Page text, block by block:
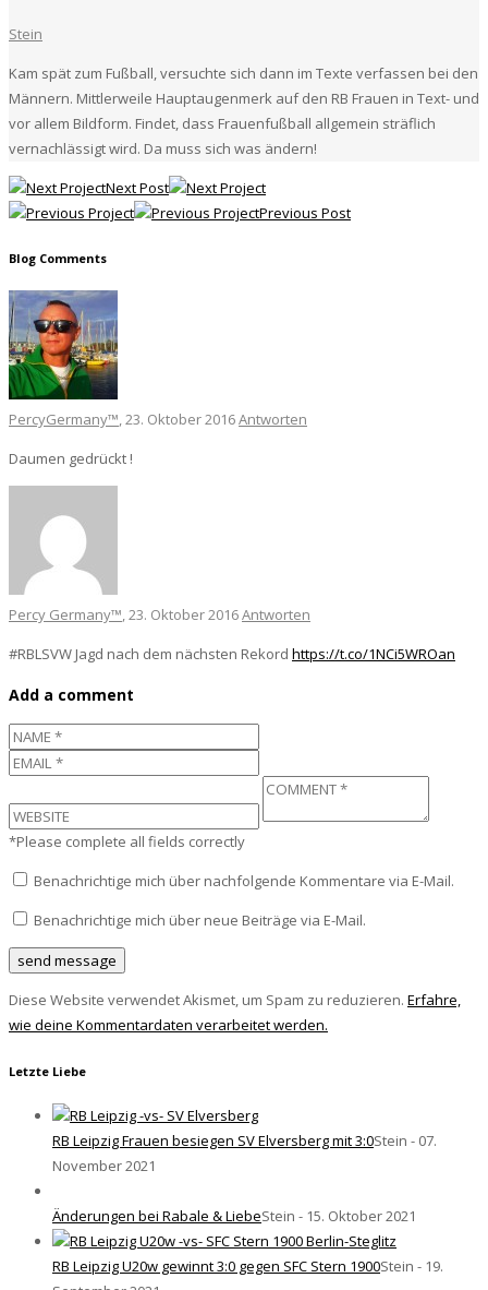
Stein
Kam spät zum Fußball, versuchte sich dann im Texte verfassen bei den
Männern. Mittlerweile Hauptaugenmerk auf den RB Frauen in Text- und
vor allem Bildform. Findet, dass Frauenfußball allgemein sträflich
vernachlässigt wird. Da muss sich was ändern!
Next Post
Previous Post
Blog Comments
PercyGermany™, 23. Oktober 2016Antworten
Daumen gedrückt !
Percy Germany™, 23. Oktober 2016Antworten
#RBLSVW Jagd nach dem nächsten Rekord https://t.co/1NCi5WROan
Add a comment
*Please complete all fields correctly
Benachrichtige mich über nachfolgende Kommentare via E-Mail.
Benachrichtige mich über neue Beiträge via E-Mail.
Diese Website verwendet Akismet, um Spam zu reduzieren. Erfahre,
wie deine Kommentardaten verarbeitet werden.
Letzte Liebe
RB Leipzig Frauen besiegen SV Elversberg mit 3:0Stein - 07.
November 2021
Änderungen bei Rabale & LiebeStein - 15. Oktober 2021
RB Leipzig U20w gewinnt 3:0 gegen SFC Stern 1900Stein - 19.